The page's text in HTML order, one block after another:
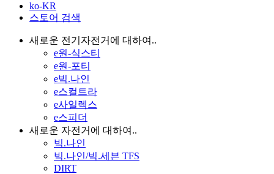
ko-KR
스토어 검색
새로운 전기자전거에 대하여..
e원-식스티
e원-포티
e빅.나인
e스컬트라
e사일렉스
e스피더
새로운 자전거에 대하여..
빅.나인
빅.나인/빅.세븐 TFS
DIRT